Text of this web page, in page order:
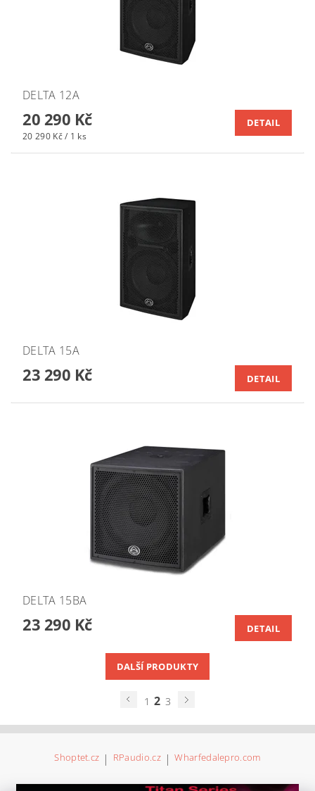
DELTA 12A
20 290 Kč
20 290 Kč / 1 ks
DETAIL
DELTA 15A
23 290 Kč DETAIL
DELTA 15BA
23 290 Kč DETAIL
DALŠÍ PRODUKTY
1 2 3
Shoptet.cz | RPaudio.cz | Wharfedalepro.com